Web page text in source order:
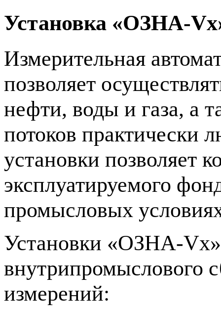
Установка «ОЗНА-
Измерительная
позволяет
нефти, воды и газа, а
потоков практически
установки позволяет
эксплуатируемого
промысловых
Установки «ОЗНА-
внутрипромыслового
измерений: